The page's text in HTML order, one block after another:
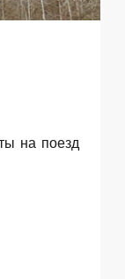
на поезд